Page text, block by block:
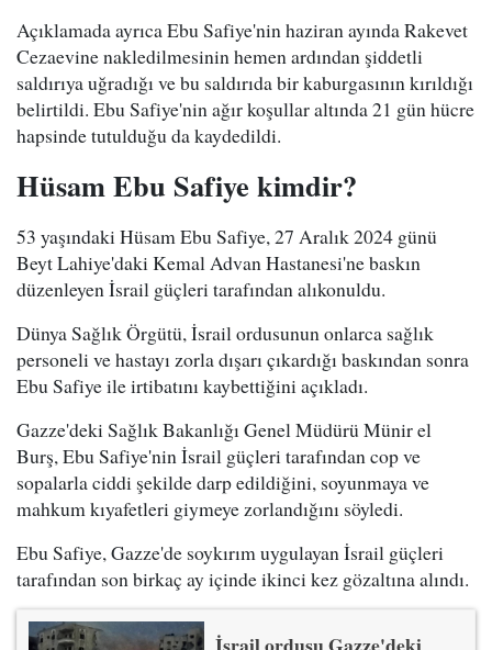
Açıklamada ayrıca Ebu Safiye'nin haziran ayında Rakevet
Cezaevine nakledilmesinin hemen ardından şiddetli
saldırıya uğradığı ve bu saldırıda bir kaburgasının kırıldığı
belirtildi. Ebu Safiye'nin ağır koşullar altında 21 gün hücre
hapsinde tutulduğu da kaydedildi.
Hüsam Ebu Safiye kimdir?
53 yaşındaki Hüsam Ebu Safiye, 27 Aralık 2024 günü
Beyt Lahiye'daki Kemal Advan Hastanesi'ne baskın
düzenleyen İsrail güçleri tarafından alıkonuldu.
Dünya Sağlık Örgütü, İsrail ordusunun onlarca sağlık
personeli ve hastayı zorla dışarı çıkardığı baskından sonra
Ebu Safiye ile irtibatını kaybettiğini açıkladı.
Gazze'deki Sağlık Bakanlığı Genel Müdürü Münir el
Burş, Ebu Safiye'nin İsrail güçleri tarafından cop ve
sopalarla ciddi şekilde darp edildiğini, soyunmaya ve
mahkum kıyafetleri giymeye zorlandığını söyledi.
Ebu Safiye, Gazze'de soykırım uygulayan İsrail güçleri
tarafından son birkaç ay içinde ikinci kez gözaltına alındı.